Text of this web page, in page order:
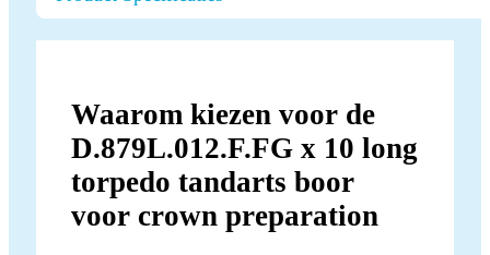
Waarom kiezen voor de
D.879L.012.F.FG x 10 long
torpedo tandarts boor
voor crown preparation